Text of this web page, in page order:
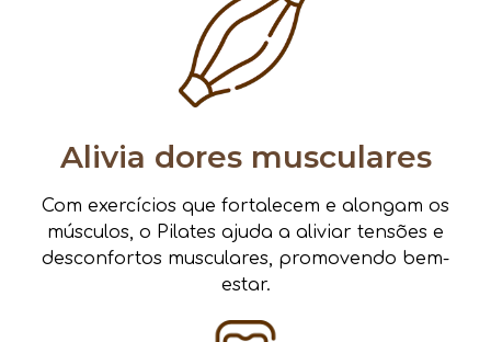
Alivia dores musculares
Com exercícios que fortalecem e alongam os
músculos, o Pilates ajuda a aliviar tensões e
desconfortos musculares, promovendo bem-
estar.